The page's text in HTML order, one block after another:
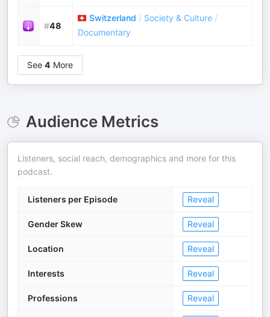
#48
Switzerland / Society & Culture /
Documentary
See 4 More
Audience Metrics
Listeners, social reach, demographics and more for this
podcast.
Listeners per Episode Reveal
Gender Skew Reveal
Location Reveal
Interests Reveal
Professions Reveal